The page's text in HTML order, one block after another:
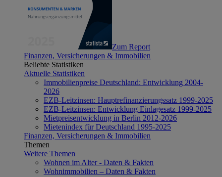
Zum Report
Finanzen, Versicherungen & Immobilien
Beliebte Statistiken
Aktuelle Statistiken
Immobilienpreise Deutschland: Entwicklung 2004-
2026
EZB-Leitzinsen: Hauptrefinanzierungssatz 1999-2025
EZB-Leitzinsen: Entwicklung Einlagesatz 1999-2025
Mietpreisentwicklung in Berlin 2012-2026
Mietenindex für Deutschland 1995-2025
Finanzen, Versicherungen & Immobilien
Themen
Weitere Themen
Wohnen im Alter - Daten & Fakten
Wohnimmobilien – Daten & Fakten